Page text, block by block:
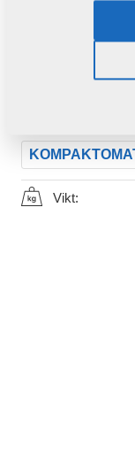
Produktkod:
Ursprungligt
Vikt: